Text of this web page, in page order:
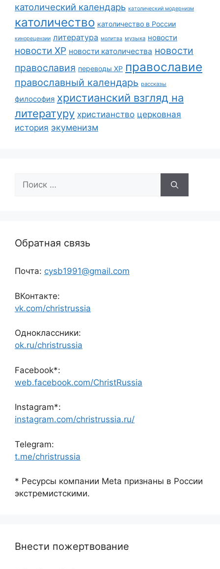
католический календарь католический модернизм
католичество католичество в России
кинорецензии литература молитва музыка новости
новости ХР новости католичества новости
православия переводы ХР православие
православный календарь рассказы
философия христианский взгляд на
литературу христианство церковная
история экуменизм
Поиск:
Обратная связь
Почта: cysb1991@gmail.com
ВКонтакте:
vk.com/christrussia
Одноклассники:
ok.ru/christrussia
Facebook*:
web.facebook.com/ChristRussia
Instagram*:
instagram.com/christrussia.ru/
Telegram:
t.me/christrussia
* Ресурсы компании Meta признаны в России
экстремистскими.
Внести пожертвование